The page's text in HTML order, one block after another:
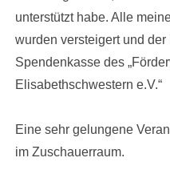
unterstützt habe. Alle
wurden versteigert und
Spendenkasse des
Elisabethschwestern e.V.“
Eine sehr gelungene
im Zuschauerraum.